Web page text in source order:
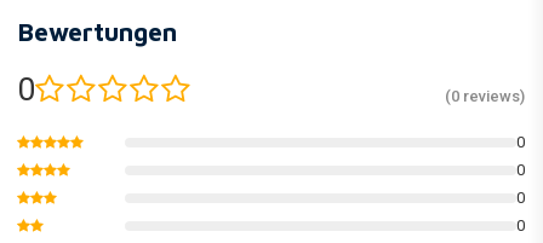
Halte die Farbe besser
Verpackt in einer neuen und umbenannten Kit-Box und einzeln
verpackt
åÊ
* Das serienmÌ_ÌÙige MX Replica Plastic Kit von Polisport umfasst einen
vorderen KotflÌ_gel, einen hinteren KotflÌ_gel, Nummernschild,
Bewertungen
0 (0 reviews)
0
0
0
0